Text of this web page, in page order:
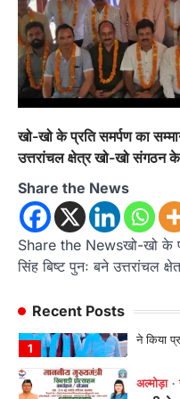
खो-खो के प्रति समर्पण का
उत्तरांचल क्षेत्र खो-खो संगठन के
Share the News
Share the Newsखो-खो के
सिंह बिष्ट पुनः बने उत्तरांचल
Recent Posts
4
…
1
अल्मोड़ा
लिया
पर हुआ
तड़ागताल
अल्मोड़ा
खिलाड़ी
योजना के